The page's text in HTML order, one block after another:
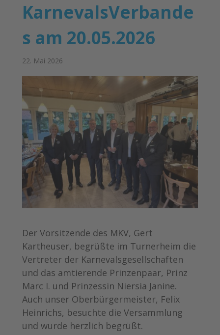
KarnevalsVerbande
s am 20.05.2026
22. Mai 2026
Der Vorsitzende des MKV, Gert
Kartheuser, begrüßte im Turnerheim die
Vertreter der Karnevalsgesellschaften
und das amtierende Prinzenpaar, Prinz
Marc I. und Prinzessin Niersia Janine.
Auch unser Oberbürgermeister, Felix
Heinrichs, besuchte die Versammlung
und wurde herzlich begrüßt.